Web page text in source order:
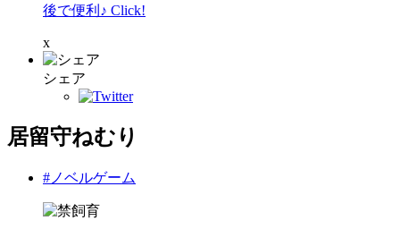
後で便利♪ Click!
x
シェア
居留守ねむり
#ノベルゲーム